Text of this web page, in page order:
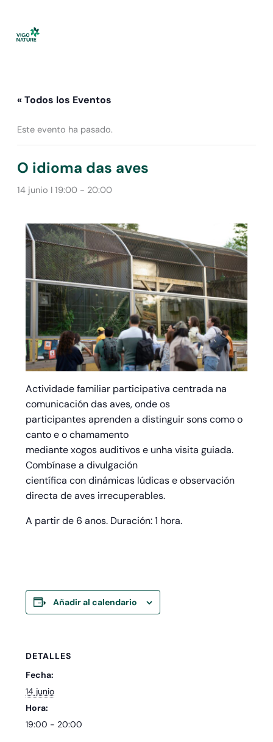
contenido
« Todos los Eventos
Este evento ha pasado.
O idioma das aves
14 junio I 19:00- 20:00
Actividade familiar participativa centrada na
comunicación das aves, onde os
participantes aprenden a distinguir sons como o
canto e o chamamento
mediante xogos auditivos e unha visita guiada.
Combínase a divulgación
científica con dinámicas lúdicas e observación
directa de aves irrecuperables.
A partir de 6 anos. Duración: 1 hora.
Añadir al calendario
DETALLES
Fecha:
14 junio
Hora:
19:00 - 20:00